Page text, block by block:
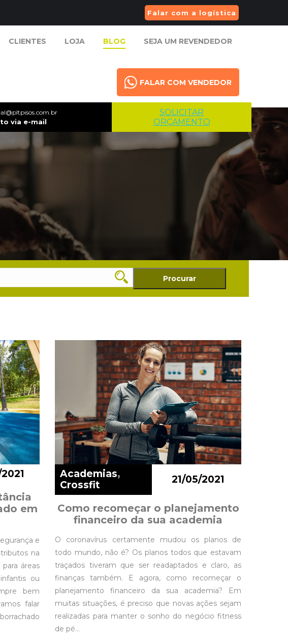
Falar com a logística
CLIENTES LOJA BLOG SEJA UM REVENDEDOR
FALAR COM VENDEDOR
via e-mail
SOLICITAR
ORÇAMENTO
em
e
na
áreas
ou
bem
falar
Como recomeçar o planejamento
financeiro da sua academia
Academias,
Crossfit
21/05/2021
O coronavírus certamente mudou os planos de
todo mundo, não é? Os planos todos que estavam
traçados tiveram que ser readaptados e claro, as
finanças também. E agora, como recomeçar o
planejamento financeiro da sua academia? Em
muitas situações, é preciso que novas ações sejam
realizadas para manter o sonho do negócio fitness
de pé…
SEJA UM REVENDEDOR